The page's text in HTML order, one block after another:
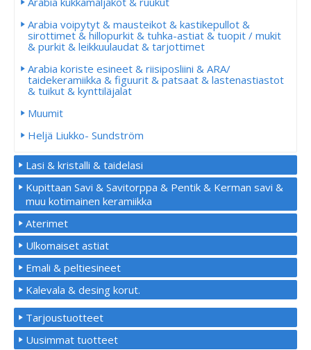
Arabia voipytyt & mausteikot & kastikepullot &
sirottimet & hillopurkit & tuhka-astiat & tuopit / mukit
& purkit & leikkuulaudat & tarjottimet
Arabia koriste esineet & riisiposliini & ARA/
taidekeramiikka & figuurit & patsaat & lastenastiastot
& tuikut & kynttiläjalat
Muumit
Heljä Liukko- Sundström
Lasi & kristalli & taidelasi
Kupittaan Savi & Savitorppa & Pentik & Kerman savi &
muu kotimainen keramiikka
Aterimet
Ulkomaiset astiat
Emali & peltiesineet
Kalevala & desing korut.
Tarjoustuotteet
Uusimmat tuotteet